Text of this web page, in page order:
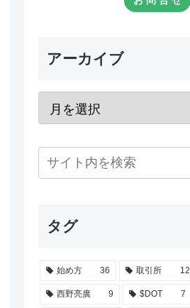
アーカイブ
タグ
始め方 36 取引所 12
西野亮廣 9 $DOT 7